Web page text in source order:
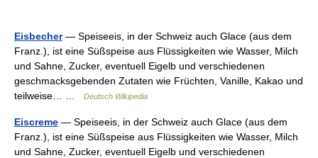
Eisbecher— Speiseeis, in der Schweiz auch Glace (aus dem
Franz.), ist eine Süßspeise aus Flüssigkeiten wie Wasser, Milch
und Sahne, Zucker, eventuell Eigelb und verschiedenen
geschmacksgebenden Zutaten wie Früchten, Vanille, Kakao und
teilweise… …
Deutsch Wikipedia
Eiscreme — Speiseeis, in der Schweiz auch Glace (aus dem
Franz.), ist eine Süßspeise aus Flüssigkeiten wie Wasser, Milch
und Sahne, Zucker, eventuell Eigelb und verschiedenen